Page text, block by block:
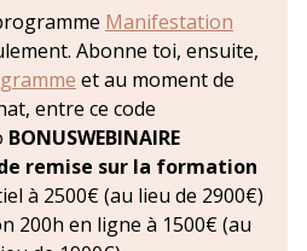
Manifestation
Abonne toi, ensuite,
et au moment de
entre ce code
BONUSWEBINAIRE
remise sur la formation
à 2500€ (au lieu de 2900€)
200h en ligne à 1500€ (au